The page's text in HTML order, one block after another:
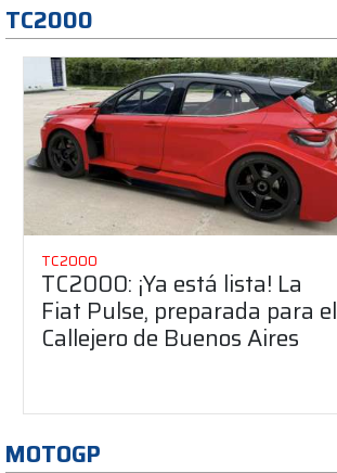
TC2000
TC2000
TC2000: ¡Ya está lista! La
Fiat Pulse, preparada para el
Callejero de Buenos Aires
MOTOGP